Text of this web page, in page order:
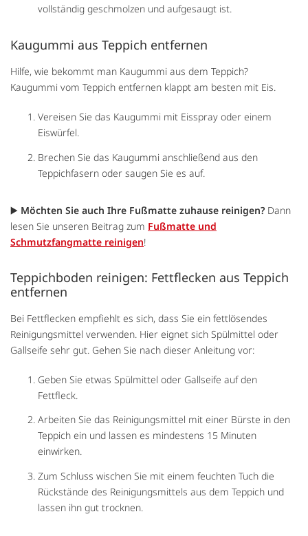
vollständig geschmolzen und aufgesaugt ist.
Kaugummi aus Teppich entfernen
Hilfe, wie bekommt man Kaugummi aus dem Teppich?
Kaugummi vom Teppich entfernen klappt am besten mit Eis.
Vereisen Sie das Kaugummi mit Eisspray oder einem
Eiswürfel.
Brechen Sie das Kaugummi anschließend aus den
Teppichfasern oder saugen Sie es auf.
▶️ Möchten Sie auch Ihre Fußmatte zuhause reinigen? Dann
lesen Sie unseren Beitrag zum Fußmatte und
Schmutzfangmatte reinigen!
Teppichboden reinigen: Fettflecken aus Teppich
entfernen
Bei Fettflecken empfiehlt es sich, dass Sie ein fettlösendes
Reinigungsmittel verwenden. Hier eignet sich Spülmittel oder
Gallseife sehr gut. Gehen Sie nach dieser Anleitung vor:
Geben Sie etwas Spülmittel oder Gallseife auf den
Fettfleck.
Arbeiten Sie das Reinigungsmittel mit einer Bürste in den
Teppich ein und lassen es mindestens 15 Minuten
einwirken.
Zum Schluss wischen Sie mit einem feuchten Tuch die
Rückstände des Reinigungsmittels aus dem Teppich und
lassen ihn gut trocknen.